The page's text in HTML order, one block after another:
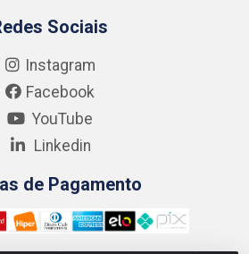
Sociais
Instagram
Facebook
YouTube
Linkedin
de Pagamento